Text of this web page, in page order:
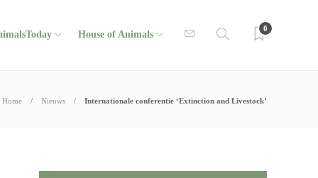
House of Animals
0
Home Nieuws Internationale conferentie ‘Extinction and Livestock’